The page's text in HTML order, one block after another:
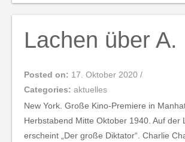
Lachen über A.
Posted on: 17. Oktober 2020 /
Categories: aktuelles
New York. Große Kino-Premiere in
Herbstabend Mitte Oktober 1940. Auf der
erscheint „Der große Diktator“. Charlie